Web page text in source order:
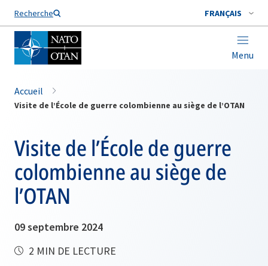
Recherche FRANÇAIS
Menu
Nom de famille*
Accueil
Visite de l’École de guerre colombienne au siège de l’OTAN
Visite de l’École de guerre
colombienne au siège de
l’OTAN
09 septembre 2024
2 MIN DE LECTURE